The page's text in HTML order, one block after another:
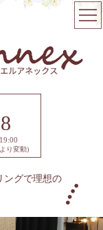
り変動)
ングで理想の